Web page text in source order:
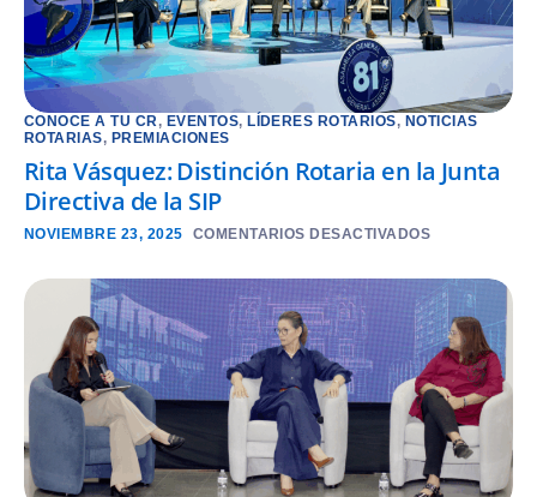
CONOCE A TU CR, EVENTOS,LÍDERES ROTARIOS, NOTICIAS
ROTARIAS, PREMIACIONES
Rita Vásquez: Distinción Rotaria en la Junta
Directiva de la SIP
NOVIEMBRE 23, 2025 COMENTARIOS DESACTIVADOS